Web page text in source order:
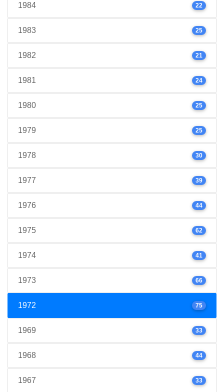
1984 22
1983 25
1982 21
1981 24
1980 25
1979 25
1978 30
1977 39
1976 44
1975 62
1974 41
1973 66
1972 75
1969 33
1968 44
1967 33